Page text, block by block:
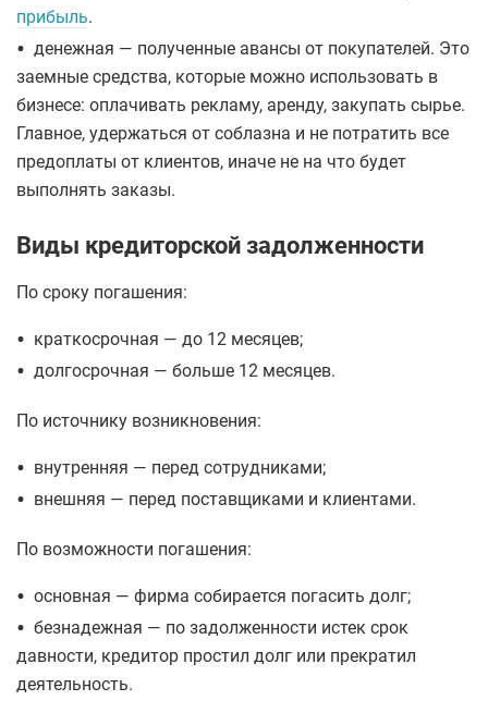
прибыль.
• денежная — полученные авансы от покупателей. Это
заемные средства, которые можно использовать в
бизнесе: оплачивать рекламу, аренду, закупать сырье.
Главное, удержаться от соблазна и не потратить все
предоплаты от клиентов, иначе не на что будет
выполнять заказы.
Виды кредиторской задолженности
По сроку погашения:
• краткосрочная — до 12 месяцев;
• долгосрочная — больше 12 месяцев.
По источнику возникновения:
• внутренняя — перед сотрудниками;
• внешняя — перед поставщиками и клиентами.
По возможности погашения:
• основная — фирма собирается погасить долг;
• безнадежная — по задолженности истек срок
давности, кредитор простил долг или прекратил
деятельность.